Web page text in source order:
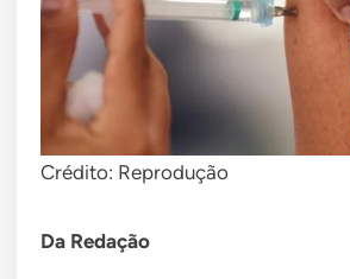
Crédito: Reprodução
Da Redação